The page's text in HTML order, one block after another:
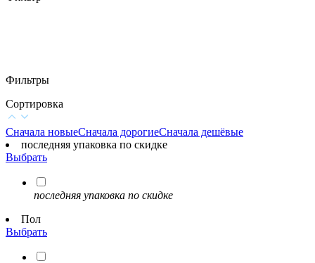
Фильтры
Сортировка
Сначала новыеСначала дорогиеСначала дешёвые
последняя упаковка по скидке
Выбрать
последняя упаковка по скидке
Пол
Выбрать